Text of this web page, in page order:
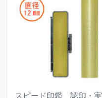
スピード印鑑 認印・実